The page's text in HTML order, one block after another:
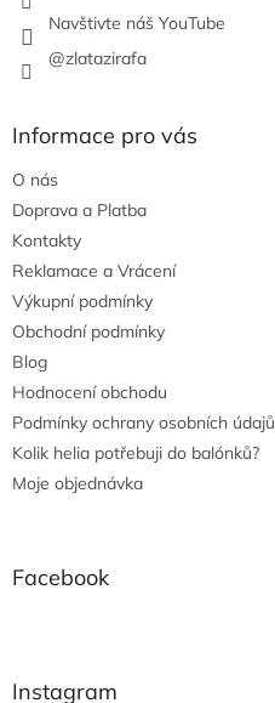
Navštivte náš YouTube
@zlatazirafa
Informace pro vás
O nás
Doprava a Platba
Kontakty
Reklamace a Vrácení
Výkupní podmínky
Obchodní podmínky
Blog
Hodnocení obchodu
Podmínky ochrany osobních údajů
Kolik helia potřebuji do balónků?
Moje objednávka
Facebook
Instagram